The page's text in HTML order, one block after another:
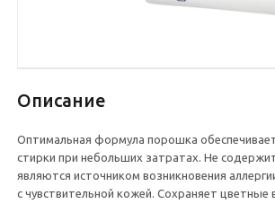
Описание
Оптимальная формула порошка
стирки при небольших затратах. Не
являются источником возникновения
с чувствительной кожей. Сохраняет цветные